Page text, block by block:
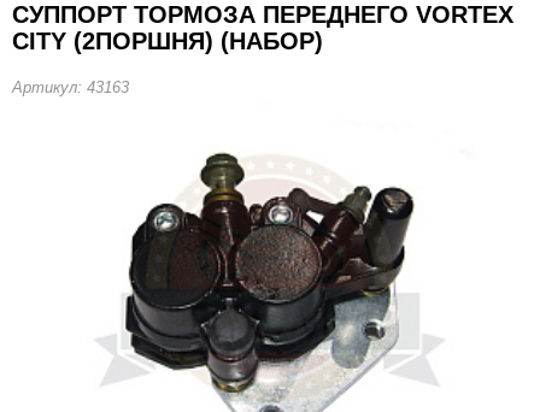
СУППОРТ ТОРМОЗА ПЕРЕДНЕГО VORTEX
CITY (2ПОРШНЯ) (НАБОР)
Артикул: 43163